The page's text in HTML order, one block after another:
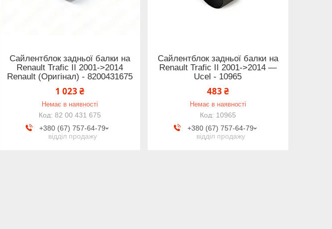
Сайлентблок задньої балки на
Renault Trafic II 2001->2014
Renault (Оригінал) - 8200431675
1 023 ₴
Немає в наявності
82 00 431 675
+380 (67) 757-64-79
відділ продажу
Сайлентблок задньої балки на
Renault Trafic II 2001->2014 —
Ucel - 10965
483 ₴
Немає в наявності
10965
+380 (67) 757-64-79
відділ продажу